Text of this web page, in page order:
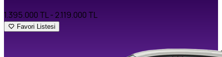
1.395.000 TL- 2.119.000 TL
Favori Listesi